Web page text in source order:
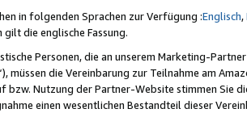
in folgenden Sprachen zur Verfügung :Englisch,
die englische Fassung.
Personen, die an unserem Marketing-
müssen die Vereinbarung zur Teilnahme am
bzw. Nutzung der Partner-Website stimmen Sie
einen wesentlichen Bestandteil dieser